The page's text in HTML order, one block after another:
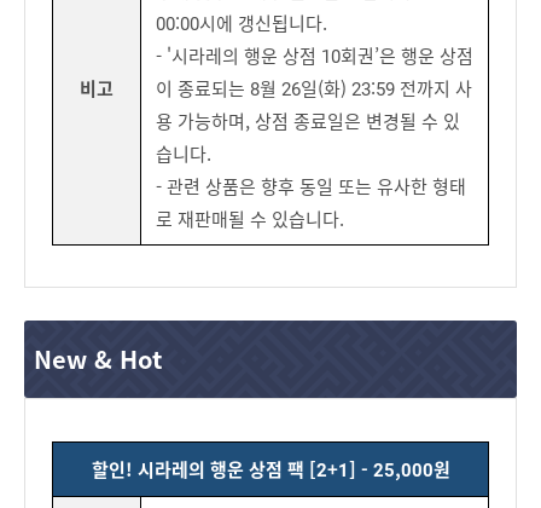
비고
00:00시에 갱신됩니다.
- '시라레의 행운 상점 10회권’은 행운 상점
이 종료되는 8월 26일(화) 23:59 전까지 사
용 가능하며, 상점 종료일은 변경될 수 있
습니다.
- 관련 상품은 향후 동일 또는 유사한 형태
로 재판매될 수 있습니다.
New & Hot
할인! 시라레의 행운 상점 팩 [2+1] - 25,000원